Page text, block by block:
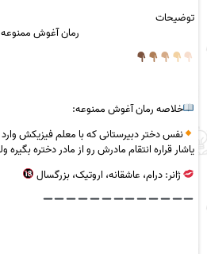
توضیحات
رمانآغوش ممنوعه PDF
خلاصه رمان آغوشممنوعه:
نفس دختر دبیرستانی که با معلم فیزیکش
یاشار قراره انتقام مادرش رو از مادر دختره بگیره
ژانر: درام، عاشقانه، اروتیک، بزرگسال